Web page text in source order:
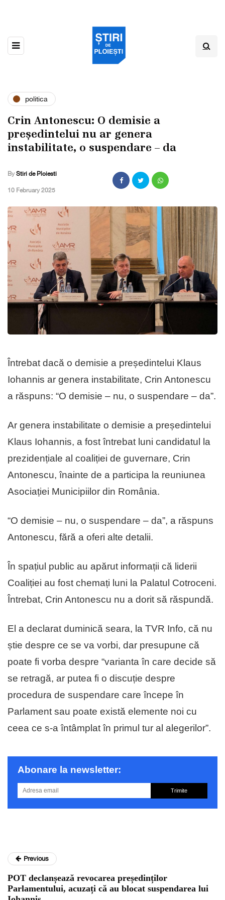
politica
Crin Antonescu: O demisie a
președintelui nu ar genera
instabilitate, o suspendare – da
By Stiri de Ploiesti
,10 February 2025
Întrebat dacă o demisie a președintelui Klaus
Iohannis ar genera instabilitate, Crin Antonescu
a răspuns: “O demisie – nu, o suspendare – da”.
Ar genera instabilitate o demisie a președintelui
Klaus Iohannis, a fost întrebat luni candidatul la
prezidențiale al coaliției de guvernare, Crin
Antonescu, înainte de a participa la reuniunea
Asociației Municipiilor din România.
“O demisie – nu, o suspendare – da”, a răspuns
Antonescu, fără a oferi alte detalii.
În spațiul public au apărut informații că liderii
Coaliției au fost chemați luni la Palatul Cotroceni.
Întrebat, Crin Antonescu nu a dorit să răspundă.
El a declarat duminică seara, la TVR Info, că nu
știe despre ce se va vorbi, dar presupune că
poate fi vorba despre “varianta în care decide să
se retragă, ar putea fi o discuție despre
procedura de suspendare care începe în
Parlament sau poate există elemente noi cu
ceea ce s-a întâmplat în primul tur al alegerilor”.
Abonare la newsletter:
Trimite
Previous
POT declanșează revocarea președinților
Parlamentului, acuzați că au blocat suspendarea lui